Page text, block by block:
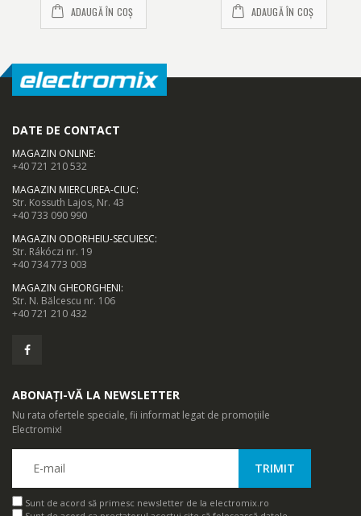
ADAUGĂ ÎN COȘ ADAUGĂ ÎN COȘ
DATE DE CONTACT
MAGAZIN ONLINE:
+40 721 210 532
MAGAZIN MIERCUREA-CIUC:
Str. Kossuth Lajos, Nr. 43
+40 733 090 990
MAGAZIN ODORHEIU-SECUIESC:
Str. Rákóczi nr. 19
+40 734 773 003
MAGAZIN GHEORGHENI:
Str. N. Bălcescu nr. 106
+40 721 210 432
ABONAȚI-VĂ LA NEWSLETTER
Nu rata ofertele speciale, fii informat legat de promoțiile
Electromix!
Sunt de acord să primesc newsletter de la electromix.ro